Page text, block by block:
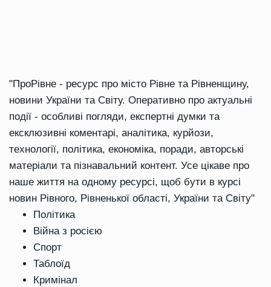
"ПроРівне - ресурс про місто Рівне та Рівненщину,
новини України та Світу. Оперативно про актуальні
події - особливі погляди, експертні думки та
ексклюзивні коментарі, аналітика, курйози,
технології, політика, економіка, поради, авторські
матеріали та пізнавальний контент. Усе цікаве про
наше життя на одному ресурсі, щоб бути в курсі
новин Рівного, Рівненької області, України та Світу"
Політика
Війна з росією
Спорт
Таблоїд
Кримінал